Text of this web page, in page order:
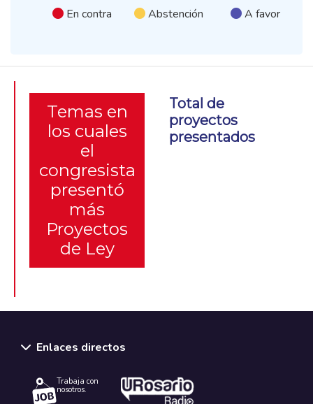
En contra Abstención A favor
Temas en
los cuales
el
congresista
presentó
más
Proyectos
de Ley
Total de
proyectos
presentados
Enlaces directos
Trabaja con
nosotros.